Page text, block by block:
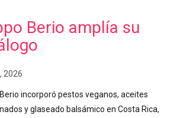
Berio amplía su
2026
incorporó pestos veganos, aceites
y glaseado balsámico en Costa Rica,